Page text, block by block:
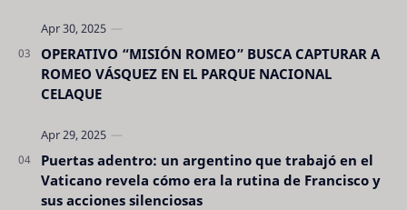
OPERATIVO “MISIÓN ROMEO” BUSCA CAPTURAR A
ROMEO VÁSQUEZ EN EL PARQUE NACIONAL
CELAQUE
Puertas adentro: un argentino que trabajó en el
Vaticano revela cómo era la rutina de Francisco y
sus acciones silenciosas